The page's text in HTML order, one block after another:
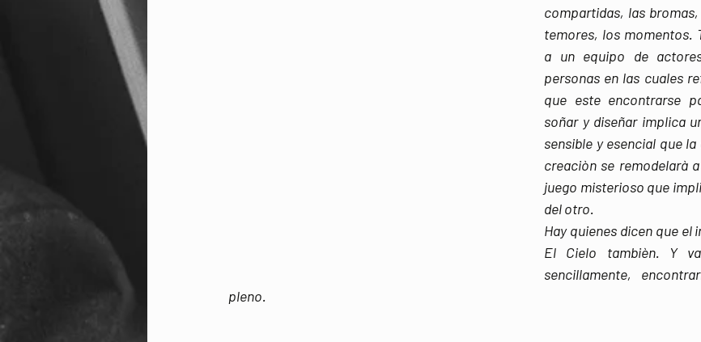
compartidas, las
temores, los momentos.
a un equipo de
personas en las cuales
que este encontrarse
soñar y diseñar implica
sensible y esencial que
creaciòn se remodelarà
juego misterioso que
del otro.
Hay quienes dicen que
El Cielo tambièn. Y
sencillamente,
pleno.